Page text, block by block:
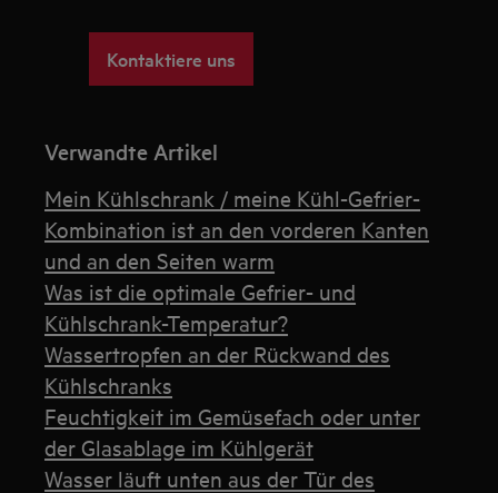
Kontaktiere uns
Verwandte Artikel
Mein Kühlschrank / meine Kühl-Gefrier-
Kombination ist an den vorderen Kanten
und an den Seiten warm
Was ist die optimale Gefrier- und
Kühlschrank-Temperatur?
Wassertropfen an der Rückwand des
Kühlschranks
Feuchtigkeit im Gemüsefach oder unter
der Glasablage im Kühlgerät
Wasser läuft unten aus der Tür des